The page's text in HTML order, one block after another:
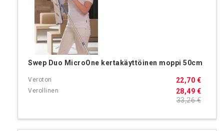
Swep Duo MicroOne kertakäyttöinen moppi 50cm
28,49 €
22,70 €
33,26 €